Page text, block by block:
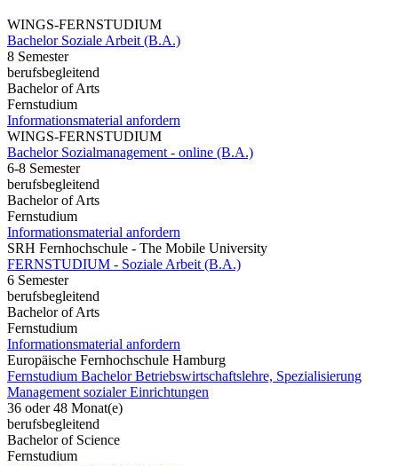
WINGS-FERNSTUDIUM
Bachelor Soziale Arbeit (B.A.)
8 Semester
berufsbegleitend
Bachelor of Arts
Fernstudium
Informationsmaterial anfordern
WINGS-FERNSTUDIUM
Bachelor Sozialmanagement - online (B.A.)
6-8 Semester
berufsbegleitend
Bachelor of Arts
Fernstudium
Informationsmaterial anfordern
SRH Fernhochschule - The Mobile University
FERNSTUDIUM - Soziale Arbeit (B.A.)
6 Semester
berufsbegleitend
Bachelor of Arts
Fernstudium
Informationsmaterial anfordern
Europäische Fernhochschule Hamburg
Fernstudium Bachelor Betriebswirtschaftslehre, Spezialisierung
Management sozialer Einrichtungen
36 oder 48 Monat(e)
berufsbegleitend
Bachelor of Science
Fernstudium